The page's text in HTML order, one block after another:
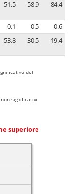
51.5 58.9 84.4
0.1 0.5
0.6
53.8 30.5 19.4
del
significativi
superiore